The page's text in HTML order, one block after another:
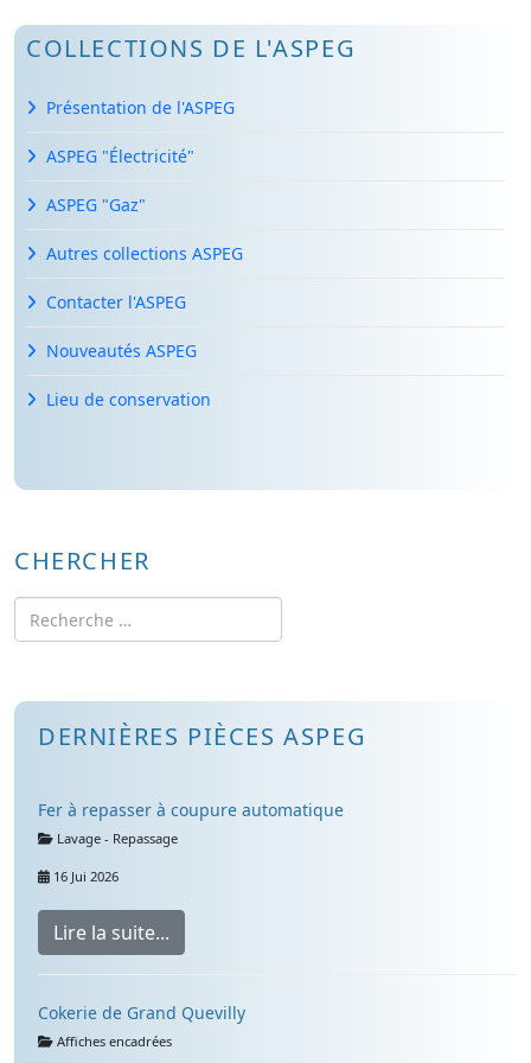
COLLECTIONS DE L'ASPEG
Présentation de l'ASPEG
ASPEG "Électricité"
ASPEG "Gaz"
Autres collections ASPEG
Contacter l'ASPEG
Nouveautés ASPEG
Lieu de conservation
CHERCHER
Rechercher
DERNIÈRES PIÈCES ASPEG
Fer à repasser à coupure automatique
Détails
Lavage - Repassage
16 Jui 2026
Lire la suite...
Cokerie de Grand Quevilly
Détails
Affiches encadrées